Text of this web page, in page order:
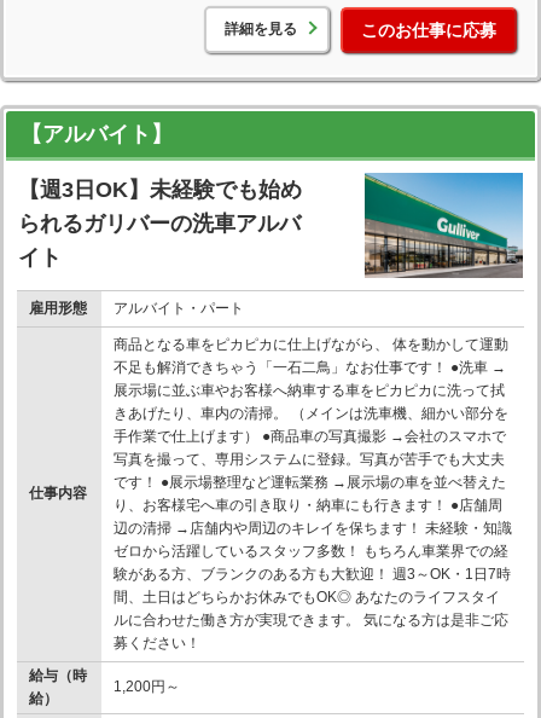
詳細を見る このお仕事に応募
【アルバイト】
【週3日OK】未経験でも始め
られるガリバーの洗車アルバ
イト
雇用形態 アルバイト・パート
仕事内容
商品となる車をピカピカに仕上げながら、 体を動かして運動
不足も解消できちゃう「一石二鳥」なお仕事です！ ●洗車 →
展示場に並ぶ車やお客様へ納車する車をピカピカに洗って拭
きあげたり、車内の清掃。 （メインは洗車機、細かい部分を
手作業で仕上げます） ●商品車の写真撮影 →会社のスマホで
写真を撮って、専用システムに登録。写真が苦手でも大丈夫
です！ ●展示場整理など運転業務 →展示場の車を並べ替えた
り、お客様宅へ車の引き取り・納車にも行きます！ ●店舗周
辺の清掃 →店舗内や周辺のキレイを保ちます！ 未経験・知識
ゼロから活躍しているスタッフ多数！ もちろん車業界での経
験がある方、ブランクのある方も大歓迎！ 週3～OK・1日7時
間、土日はどちらかお休みでもOK◎ あなたのライフスタイ
ルに合わせた働き方が実現できます。 気になる方は是非ご応
募ください！
給与（時
給）
1,200円～